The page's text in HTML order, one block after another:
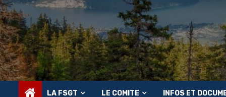
LA FSGT LE COMITE INFOS ET